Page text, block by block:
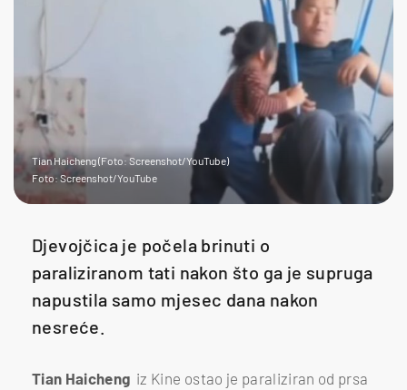
Tian Haicheng (Foto: Screenshot/YouTube)
Foto: Screenshot/YouTube
Djevojčica je počela brinuti o
paraliziranom tati nakon što ga je supruga
napustila samo mjesec dana nakon
nesreće.
Tian Haicheng iz Kine ostao je paraliziran od prsa